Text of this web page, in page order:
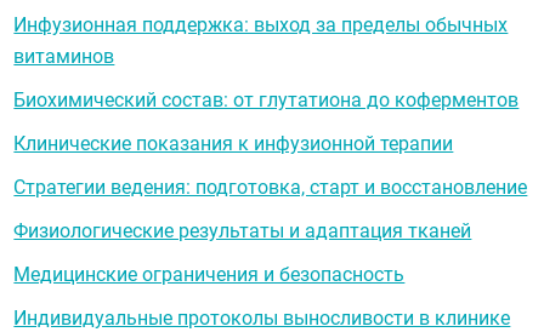
Инфузионная поддержка: выход за пределы обычных
витаминов
Биохимический состав: от глутатиона до коферментов
Клинические показания к инфузионной терапии
Стратегии ведения: подготовка, старт и восстановление
Физиологические результаты и адаптация тканей
Медицинские ограничения и безопасность
Индивидуальные протоколы выносливости в клинике